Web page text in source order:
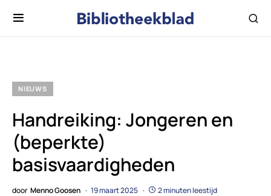
NIEUWS
Handreiking: Jongeren en
(beperkte)
basisvaardigheden
door Menno Goosen 19 maart 2025 2 minuten leestijd